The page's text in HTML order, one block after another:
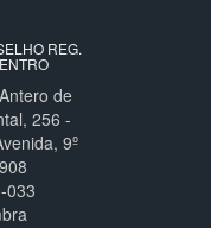
REG.
de
256 -
9º
033